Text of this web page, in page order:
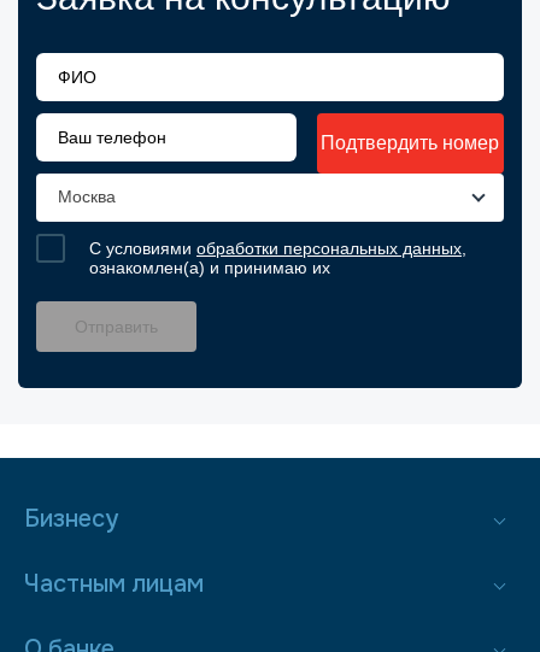
Подтвердить номер
Москва
С условиями обработки персональных данных
ознакомлен(а) и принимаю их
Бизнесу
Частным лицам